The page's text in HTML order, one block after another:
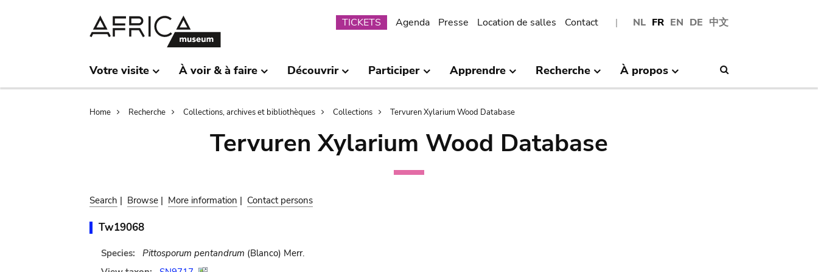
NL FR EN DE 中文
Submenu
TICKETS Agenda Presse Location de salles Contact
Votre visite À voir & à faire Découvrir Participer Apprendre Recherche À propos
Breadcrumb
Home Recherche Collections, archives et bibliothèques Collections Tervuren Xylarium Wood Database
Tervuren Xylarium Wood Database
Search | Browse | More information | Contact persons
Tw19068
Species: Pittosporum pentandrum (Blanco) Merr.